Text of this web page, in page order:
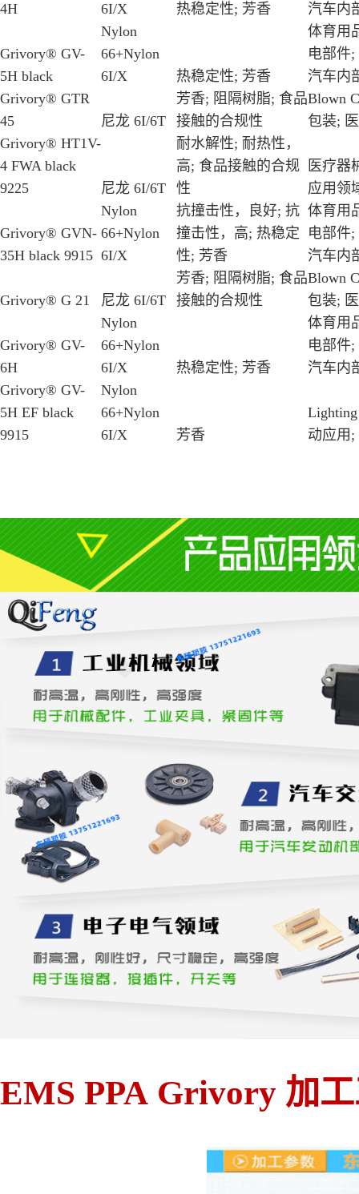
4H
6I/X
热稳定性; 芳香
汽车内
Grivory® GV-
5H black
Nylon
66+Nylon
6I/X
热稳定性; 芳香
体育用
电部件
汽车内
Grivory® GTR
45
尼龙 6I/6T
芳香; 阻隔树脂; 食品
接触的合规性
Blown
包装;
Grivory® HT1V-
4 FWA black
9225
尼龙 6I/6T
耐水解性; 耐热性，
高; 食品接触的合规
性
医疗器
应用领
Grivory® GVN-
35H black 9915
Nylon
66+Nylon
6I/X
抗撞击性，良好; 抗
撞击性，高; 热稳定
性; 芳香
体育用
电部件
汽车内
Grivory® G 21 尼龙 6I/6T
芳香; 阻隔树脂; 食品
接触的合规性
Blown
包装;
Grivory® GV-
6H
Nylon
66+Nylon
6I/X
热稳定性; 芳香
体育用
电部件
汽车内
Grivory® GV-
5H EF black
9915
Nylon
66+Nylon
6I/X
芳香
动应用
EMS PPA Grivory 加